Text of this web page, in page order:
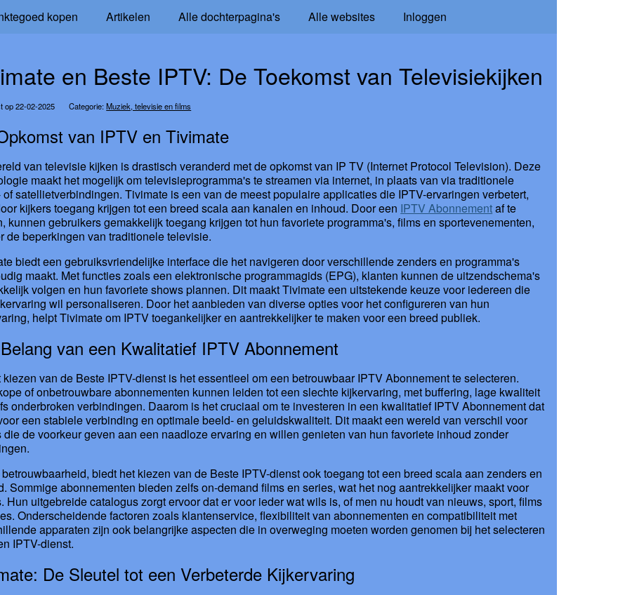
kopen Artikelen Alle dochterpagina's Alle websites Inloggen
en Beste IPTV: De Toekomst van Televisiekijken
op 22-02-2025 Categorie:Muziek, televisie en films
van IPTV en Tivimate
van televisie kijken is drastisch veranderd met de opkomst van IP TV (Internet Protocol Television). Deze
maakt het mogelijk om televisieprogramma's te streamen via internet, in plaats van via traditionele
of satellietverbindingen. Tivimate is een van de meest populaire applicaties die IPTV-ervaringen verbetert,
kijkers toegang krijgen tot een breed scala aan kanalen en inhoud. Door een IPTV Abonnementaf te
kunnen gebruikers gemakkelijk toegang krijgen tot hun favoriete programma's, films en sportevenementen,
de beperkingen van traditionele televisie.
biedt een gebruiksvriendelijke interface die het navigeren door verschillende zenders en programma's
maakt. Met functies zoals een elektronische programmagids (EPG), klanten kunnen de uitzendschema's
volgen en hun favoriete shows plannen. Dit maakt Tivimate een uitstekende keuze voor iedereen die
wil personaliseren. Door het aanbieden van diverse opties voor het configureren van hun
helpt Tivimate om IPTV toegankelijker en aantrekkelijker te maken voor een breed publiek.
van een Kwalitatief IPTV Abonnement
kiezen van de Beste IPTV-dienst is het essentieel om een betrouwbaar IPTV Abonnement te selecteren.
of onbetrouwbare abonnementen kunnen leiden tot een slechte kijkervaring, met buffering, lage kwaliteit
onderbroken verbindingen. Daarom is het cruciaal om te investeren in een kwalitatief IPTV Abonnement dat
een stabiele verbinding en optimale beeld- en geluidskwaliteit. Dit maakt een wereld van verschil voor
die de voorkeur geven aan een naadloze ervaring en willen genieten van hun favoriete inhoud zonder
biedt het kiezen van de Beste IPTV-dienst ook toegang tot een breed scala aan zenders en
Sommige abonnementen bieden zelfs on-demand films en series, wat het nog aantrekkelijker maakt voor
Hun uitgebreide catalogus zorgt ervoor dat er voor ieder wat wils is, of men nu houdt van nieuws, sport, films
Onderscheidende factoren zoals klantenservice, flexibiliteit van abonnementen en compatibiliteit met
apparaten zijn ook belangrijke aspecten die in overweging moeten worden genomen bij het selecteren
IPTV-dienst.
De Sleutel tot een Verbeterde Kijkervaring